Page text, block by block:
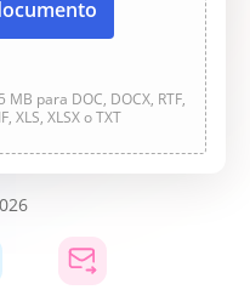
para DOC, DOCX, RTF,
XLS, XLSX o TXT